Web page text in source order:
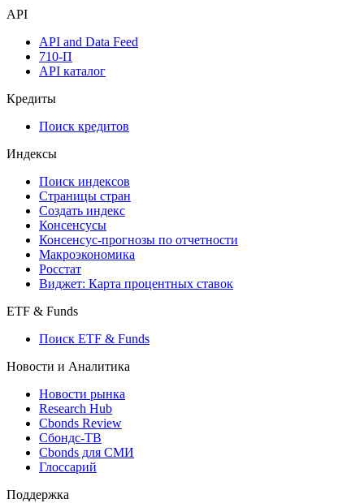
API
API and Data Feed
710-П
API каталог
Кредиты
Поиск кредитов
Индексы
Поиск индексов
Страницы стран
Создать индекс
Консенсусы
Консенсус-прогнозы по отчетности
Макроэкономика
Росстат
Виджет: Карта процентных ставок
ETF & Funds
Поиск ETF & Funds
Новости и Аналитика
Новости рынка
Research Hub
Cbonds Review
Сбондс-ТВ
Cbonds для СМИ
Глоссарий
Поддержка